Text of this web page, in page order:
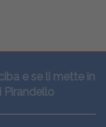
e se li mette in
Pirandello